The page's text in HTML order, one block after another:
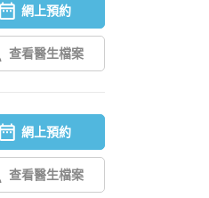
網上預約
查看醫生檔案
網上預約
查看醫生檔案